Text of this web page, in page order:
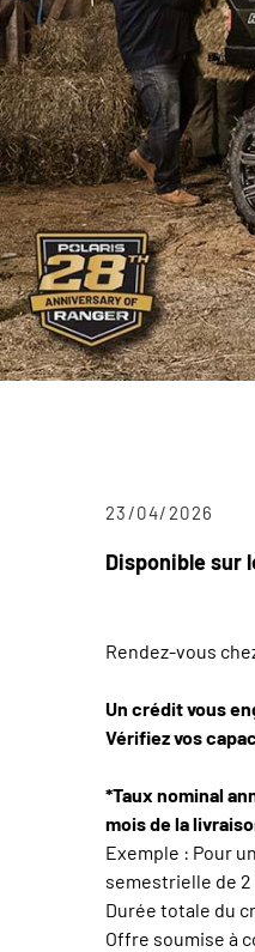
23/04/2026
Disponible sur
Rendez-vous
Un crédit vous
Vérifiez vos
*Taux nominal
mois de la
Exemple : Pour
semestrielle de 2
Durée totale du
Offre soumise à